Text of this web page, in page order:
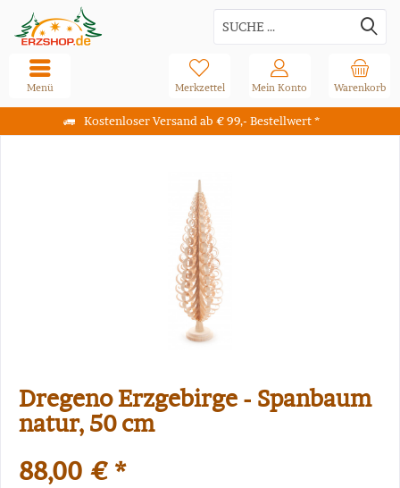
Kostenloser Versand ab € 99,- Bestellwert *
Warenkorb
Merkzettel Mein Konto
Menü
Dregeno Erzgebirge - Spanbaum
natur, 50 cm
88,00 € *